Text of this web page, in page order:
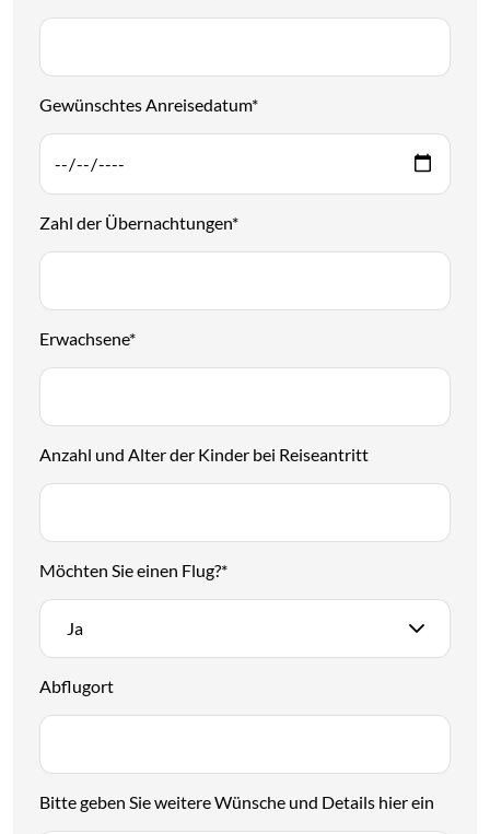
Gewünschtes Anreisedatum*
Zahl der Übernachtungen*
Erwachsene*
Anzahl und Alter der Kinder bei Reiseantritt
Möchten Sie einen Flug?*
Ja
Abflugort
Bitte geben Sie weitere Wünsche und Details hier ein